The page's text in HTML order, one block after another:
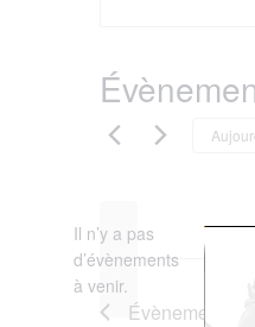
Notice
Il n’y a pas
d’évènements
à venir.
Évènements